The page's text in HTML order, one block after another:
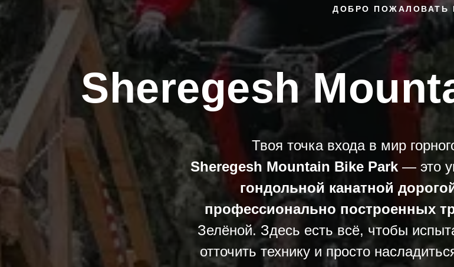
ДОБРО ПОЖАЛОВАТЬ
Sheregesh
Твоя точка входа в мир
Sheregesh Mountain Bike Park— это
гондольной канатной
профессионально построенных
Зелёной. Здесь есть всё, чтобы
отточить технику и просто